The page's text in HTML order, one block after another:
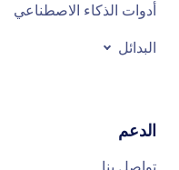
أدوات الذكاء الاصطناعي
البدائل
الدعم